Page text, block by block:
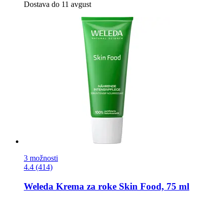
Dostava do 11 avgust
3 možnosti
4.4 (414)
Weleda Krema za roke Skin Food, 75 ml